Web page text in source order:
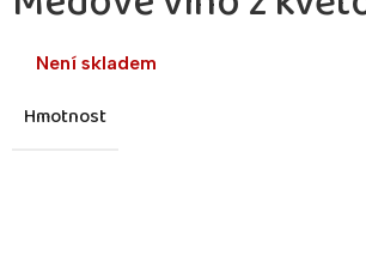
Není skladem
Hmotnost